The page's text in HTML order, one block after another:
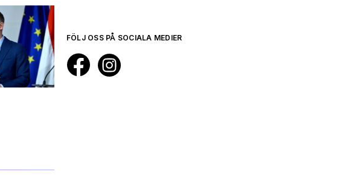
FÖLJ OSS PÅ SOCIALA MEDIER